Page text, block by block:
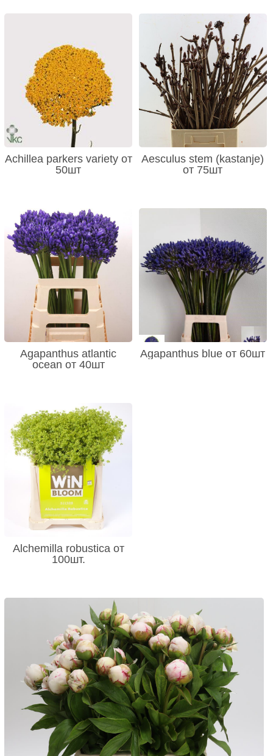
Achillea parkers variety от
50шт
Aesculus stem (kastanje)
от 75шт
Agapanthus atlantic
ocean от 40шт
Agapanthus blue от 60шт
Alchemilla robustica от
100шт.